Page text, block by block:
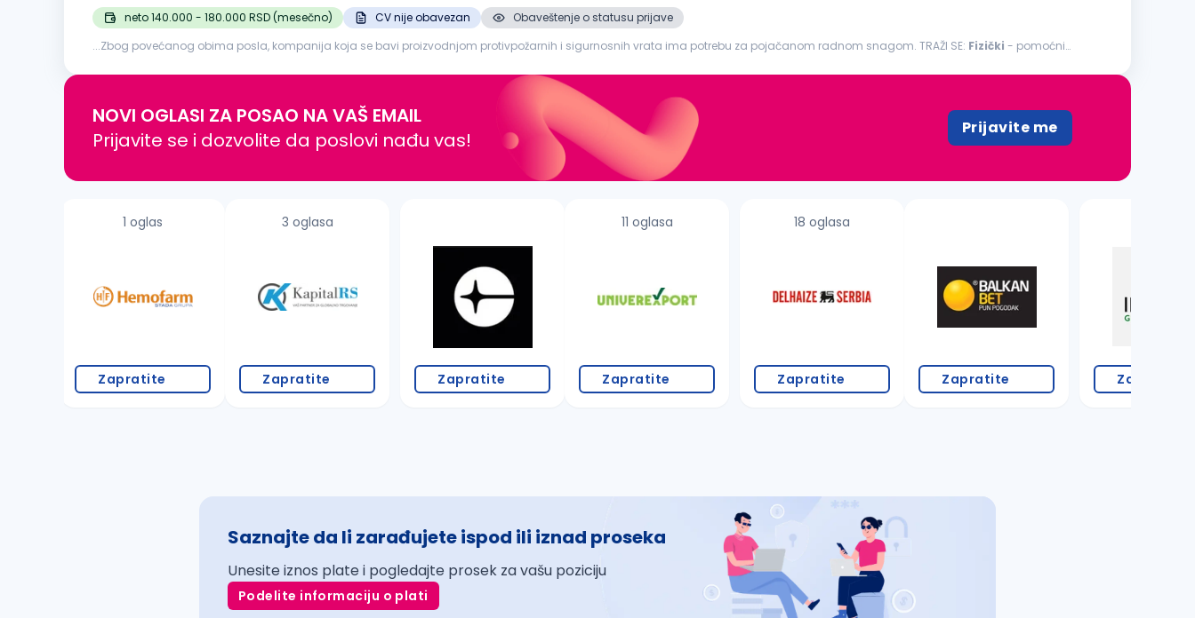
neto 140.000 - 180.000 RSD (mesečno) CV nije obavezan
Obaveštenje o statusu prijave
...Zbog povećanog obima posla, kompanija koja se bavi proizvodnjom protivpožarnih i sigurnosnih vrata ima potrebu za pojačanom radnom snagom. TRAŽI SE: Fizički - pomoćni
NOVI OGLASI ZA POSAO NA VAŠ EMAIL
Prijavite se i dozvolite da poslovi nađu vas!
Prijavite me
1 oglas
Zapratite
3 oglasa
Zapratite Zapratite
11 oglasa
Zapratite
18 oglasa
Zapratite Zapratite Zapratite
Saznajte da li zarađujete ispod ili iznad proseka
Unesite iznos plate i pogledajte prosek za vašu poziciju
Podelite informaciju o plati